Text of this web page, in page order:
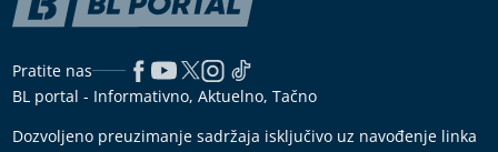
Pratite nas
BL portal - Informativno, Aktuelno, Tačno
Dozvoljeno preuzimanje sadržaja isključivo uz navođenje linka